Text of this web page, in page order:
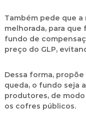
Também pede que a
melhorada, para
fundo de
preço do GLP,
Dessa forma,
queda, o fundo seja
produtores, de
os cofres públicos.